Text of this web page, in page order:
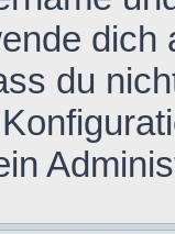
dich
du